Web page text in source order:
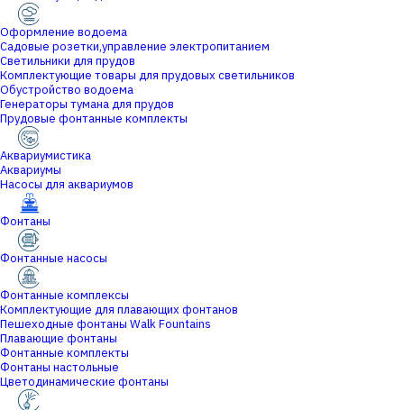
Оформление водоема
Садовые розетки,управление электропитанием
Светильники для прудов
Комплектующие товары для прудовых светильников
Обустройство водоема
Генераторы тумана для прудов
Прудовые фонтанные комплекты
Аквариумистика
Аквариумы
Насосы для аквариумов
Фонтаны
Фонтанные насосы
Фонтанные комплексы
Комплектующие для плавающих фонтанов
Пешеходные фонтаны Walk Fountains
Плавающие фонтаны
Фонтанные комплекты
Фонтаны настольные
Цветодинамические фонтаны